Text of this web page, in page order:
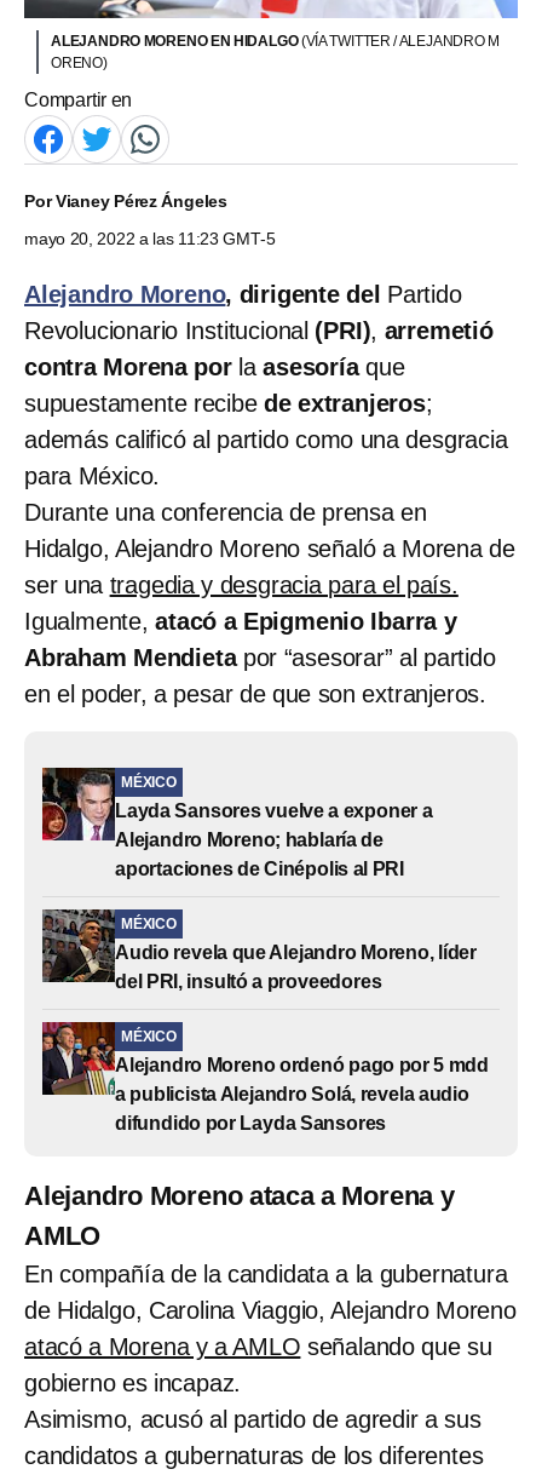
ALEJANDRO MORENO EN HIDALGO(VÍA TWITTER / ALEJANDRO M
ORENO)
Compartir en
PorVianey Pérez Ángeles
mayo 20, 2022 a las 11:23 GMT-5
Alejandro Moreno, dirigente del Partido
Revolucionario Institucional (PRI), arremetió
contra Morena porlaasesoríaque
supuestamente recibede extranjeros;
además calificó al partido como una desgracia
para México.
Durante una conferencia de prensa en
Hidalgo, Alejandro Moreno señaló a Morena de
ser una tragedia y desgracia para el país.
Igualmente,atacó a Epigmenio Ibarra y
Abraham Mendietapor “asesorar” al partido
en el poder, a pesar de que son extranjeros.
MÉXICO
Layda Sansores vuelve a exponer a
Alejandro Moreno; hablaría de
aportaciones de Cinépolis al PRI
MÉXICO
Audio revela que Alejandro Moreno, líder
del PRI, insultó a proveedores
MÉXICO
Alejandro Moreno ordenó pago por 5 mdd
a publicista Alejandro Solá, revela audio
difundido por Layda Sansores
Alejandro Moreno ataca a Morena y
AMLO
En compañía de la candidata a la gubernatura
de Hidalgo, Carolina Viaggio, Alejandro Moreno
atacó a Morena y a AMLO señalando que su
gobierno es incapaz.
Asimismo, acusó al partido de agredir a sus
candidatos a gubernaturas de los diferentes